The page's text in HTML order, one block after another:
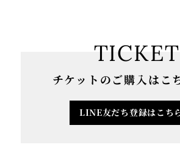
TICKET
チケットのご購入はこ
LINE友だち登録はこち